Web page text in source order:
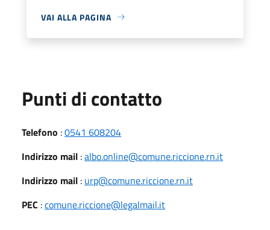
VAI ALLA PAGINA
Punti di contatto
Telefono :0541 608204
Indirizzo mail :albo.online@comune.riccione.rn.it
Indirizzo mail : urp@comune.riccione.rn.it
PEC :comune.riccione@legalmail.it